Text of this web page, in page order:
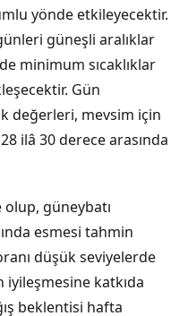
yönde etkileyecektir.
güneşli aralıklar
minimum sıcaklıklar
Gün
değerleri, mevsim için
ilâ 30 derece arasında
güneybatı
esmesi tahmin
düşük seviyelerde
katkıda
beklentisi hafta